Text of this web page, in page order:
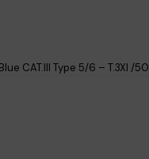
CAT.III Type 5/6 – T.3Xl /50